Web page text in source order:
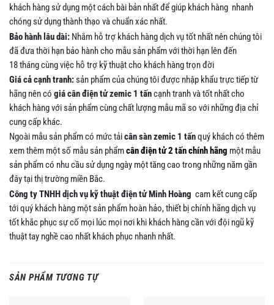
khách hàng sử dụng một cách bài bản nhất để giúp khách hàng nhanh
chóng sử dụng thành thạo và chuẩn xác nhất.
Bảo hành lâu dài: Nhằm hỗ trợ khách hàng dịch vụ tốt nhất nên chúng tôi
đã đưa thời hạn bảo hành cho mẫu sản phẩm với thời hạn lên đến
18 tháng cùng việc hỗ trợ kỹ thuật cho khách hàng trọn đời
Giá cả cạnh tranh:sản phẩm của chúng tôi được nhập khẩu trực tiếp từ
hãng nên có giá cân điện tử zemic 1 tấncạnh tranh và tốt nhất cho
khách hàng với sản phẩm cùng chất lượng mẫu mã so với những địa chỉ
cung cấp khác.
Ngoài mẫu sản phẩm có mức tảicân sàn zemic 1 tấnquý khách có thêm
xem thêm một số mẫu sản phẩmcân điện tử 2 tấn chính hãng một mẫu
sản phẩm có nhu cầu sử dụng ngày một tăng cao trong những năm gần
đây tại thị trường miền Bắc.
Công ty TNHH dịch vụ kỹ thuật điện tử Minh Hoàng cam kết cung cấp
tới quý khách hàng một sản phẩm hoàn hảo, thiết bị chính hãng dịch vụ
tốt khắc phục sự cố mọi lúc mọi nơi khi khách hàng cần với đội ngũ kỹ
thuật tay nghề cao nhất khách phục nhanh nhất.
SẢN PHẨM TƯƠNG TỰ